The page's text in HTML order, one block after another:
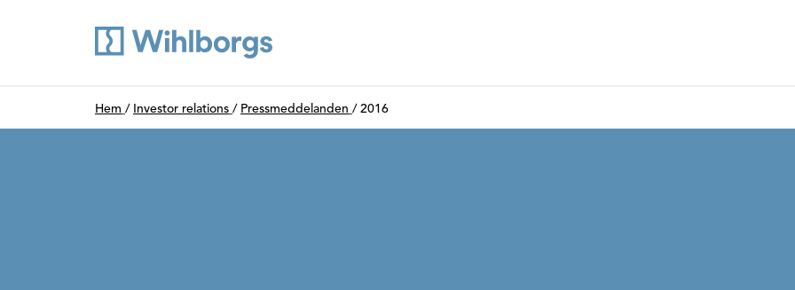
Du är här:
Hem / Investor relations / Pressmeddelanden / 2016